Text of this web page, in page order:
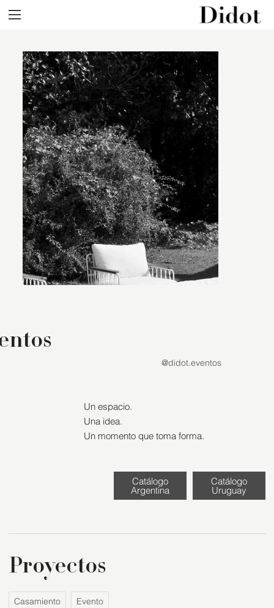
@didot.eventos
Un espacio.
Una idea.
Un momento que toma forma.
Catálogo
Argentina
Catálogo
Uruguay
Casamiento Evento
Proyectos